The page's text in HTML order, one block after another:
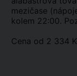
mezičase
kolem 22:00.
Cena od 2 334